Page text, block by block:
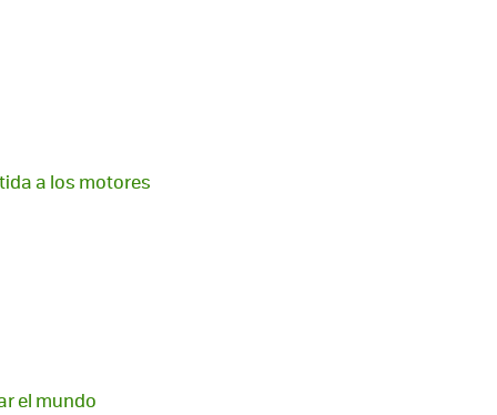
a los motores
el mundo